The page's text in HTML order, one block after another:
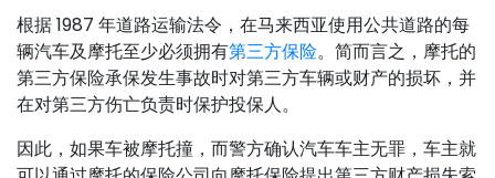
根据 1987 年道路运输法令，在马来西亚使用公共道路的每
辆汽车及摩托至少必须拥有第三方保险。简而言之，摩托的
第三方保险承保发生事故时对第三方车辆或财产的损坏，并
在对第三方伤亡负责时保护投保人。
因此，如果车被摩托撞，而警方确认汽车车主无罪，车主就